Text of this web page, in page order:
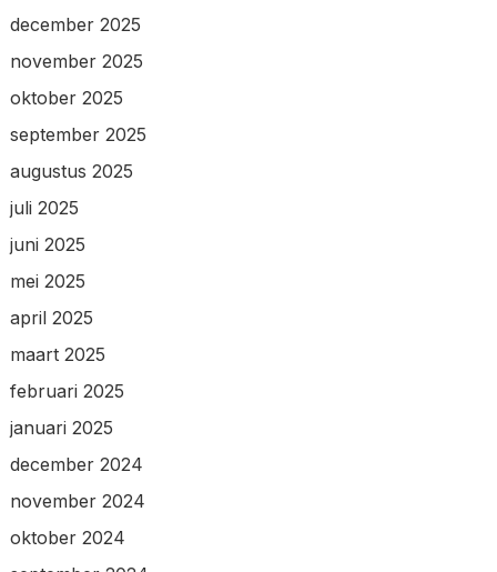
december 2025
november 2025
oktober 2025
september 2025
augustus 2025
juli 2025
juni 2025
mei 2025
april 2025
maart 2025
februari 2025
januari 2025
december 2024
november 2024
oktober 2024